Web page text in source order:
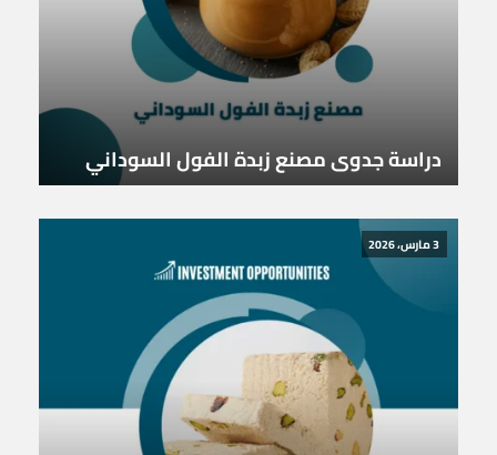
دراسة جدوى مصنع زبدة الفول السوداني
3 مارس، 2026